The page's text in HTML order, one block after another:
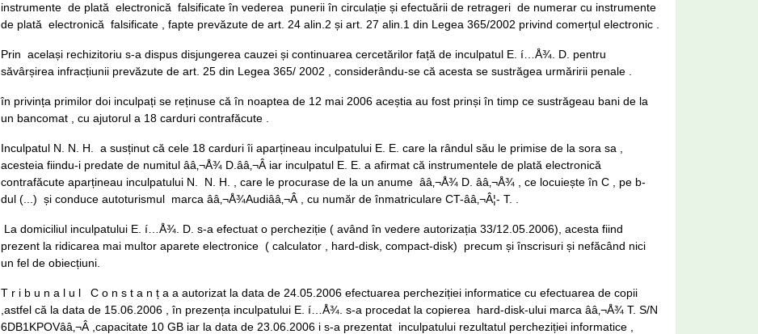
instrumente de plată electronică falsificate în vederea punerii în circulație și efectuării de retrageri de numerar cu instrumente
de plată electronică falsificate , fapte prevăzute de art. 24 alin.2 și art. 27 alin.1 din Legea 365/2002 privind comerțul electronic .
Prin același rechizitoriu s-a dispus disjungerea cauzei și continuarea cercetărilor față de inculpatul E. í…Å¾. D. pentru
săvârșirea infracțiunii prevăzute de art. 25 din Legea 365/ 2002 , considerându-se că acesta se sustrăgea urmăririi penale .
în privința primilor doi inculpați se reținuse că în noaptea de 12 mai 2006 aceștia au fost prinși în timp ce sustrăgeau bani de la
un bancomat , cu ajutorul a 18 carduri contrafăcute .
Inculpatul N. N. H. a susținut că cele 18 carduri îi aparțineau inculpatului E. E. care la rândul său le primise de la sora sa ,
acesteia fiindu-i predate de numitul ââ‚¬Å¾ D.ââ‚¬Â iar inculpatul E. E. a afirmat că instrumentele de plată electronică
contrafăcute aparțineau inculpatului N. N. H. , care le procurase de la un anume ââ‚¬Å¾ D. ââ‚¬Å¾ , ce locuiește în C , pe b-
dul (...) și conduce autoturismul marca ââ‚¬Å¾Audiââ‚¬Â , cu număr de înmatriculare CT-ââ‚¬Â¦- T. .
La domiciliul inculpatului E. í…Å¾. D. s-a efectuat o percheziție ( având în vedere autorizația 33/12.05.2006), acesta fiind
prezent la ridicarea mai multor aparete electronice ( calculator , hard-disk, compact-disk) precum și înscrisuri și nefăcând nici
un fel de obiecțiuni.
T r i b u n a l u l C o n s t a n ț a a autorizat la data de 24.05.2006 efectuarea percheziției informatice cu efectuarea de copii
,astfel că la data de 15.06.2006 , în prezența inculpatului E. í…Å¾. s-a procedat la copierea hard-disk-ului marca ââ‚¬Å¾ T. S/N
6DB1KPOVââ‚¬Â ,capacitate 10 GB iar la data de 23.06.2006 i s-a prezentat inculpatului rezultatul percheziției informatice ,